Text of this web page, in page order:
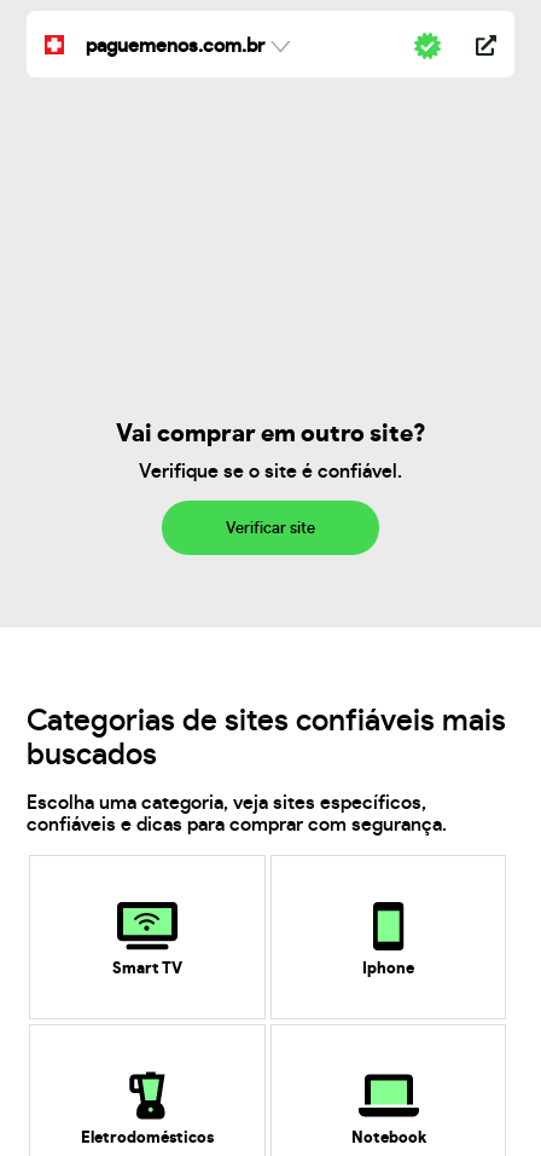
paguemenos.com.br
Vai comprar em outro site?
Verifique se o site é confiável.
Verificar site
Categorias de sites confiáveis mais
buscados
Escolha uma categoria, veja sites específicos,
confiáveis e dicas para comprar com segurança.
Smart TV Iphone
Eletrodomésticos Notebook